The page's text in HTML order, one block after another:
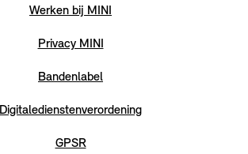
Werken bij MINI
Privacy MINI
Bandenlabel
Digitaledienstenverordening
GPSR